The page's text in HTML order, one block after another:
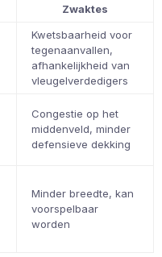
Zwaktes
Kwetsbaarheid voor
tegenaanvallen,
afhankelijkheid van
vleugelverdedigers
Congestie op het
middenveld, minder
defensieve dekking
Minder breedte, kan
voorspelbaar
worden